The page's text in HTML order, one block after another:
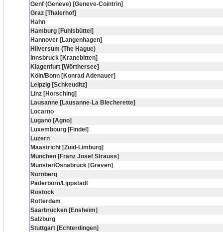
Genf (Geneve) [Geneve-Cointrin]
Graz [Thalerhof]
Hahn
Hamburg [Fuhlsbüttel]
Hannover [Langenhagen]
Hilversum (The Hague)
Innsbruck [Kranebitten]
Klagenfurt [Wörthersee]
Köln/Bonn [Konrad Adenauer]
Leipzig [Schkeuditz]
Linz [Horsching]
Lausanne [Lausanne-La Blecherette]
Locarno
Lugano [Agno]
Luxembourg [Findel]
Luzern
Maastricht [Zuid-Limburg]
München [Franz Josef Strauss]
Münster/Osnabrück [Greven]
Nürnberg
Paderborn/Lippstadt
Rostock
Rotterdam
Saarbrücken [Ensheim]
Salzburg
Stuttgart [Echterdingen]